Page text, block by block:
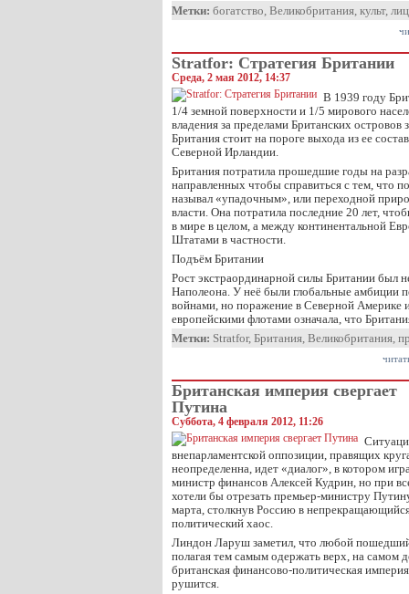
Метки: богатство, Великобритания, культ,
Stratfor: Стратегия Британии
Среда, 2 мая 2012, 14:37
В 1939 году
1/4 земной поверхности и 1/5 мирового
владения за пределами Британских островов
Британия стоит на пороге выхода из ее
Северной Ирландии.
Британия потратила прошедшие годы на
направленных чтобы справиться с тем, что
называл «упадочным», или переходной
власти. Она потратила последние 20 лет,
в мире в целом, а между континентальной
Штатами в частности.
Подъём Британии
Рост экстраординарной силы Британии был
Наполеона. У неё были глобальные амбиции
войнами, но поражение в Северной Америке
европейскими флотами означала, что
Метки: Stratfor, Британия, Великобритания,
Британская империя свергает
Путина
Суббота, 4 февраля 2012, 11:26
внепарламентской оппозиции, правящих
неопределенна, идет «диалог», в котором
министр финансов Алексей Кудрин, но при
хотели бы отрезать премьер-министру
марта, столкнув Россию в
политический хаос.
Линдон Ларуш заметил, что любой
полагая тем самым одержать верх, на самом
британская финансово-политическая
рушится.